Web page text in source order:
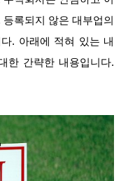
록되지 않은 대부업의
. 아래에 적혀 있는 내
한 간략한 내용입니다.